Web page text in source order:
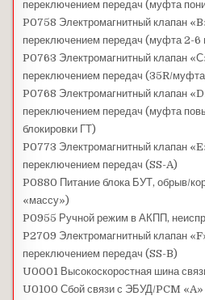
переключением передач (муфта
P0758 Электромагнитный клапан
переключением передач (муфта 2-6
P0763 Электромагнитный клапан
переключением передач (35R/муфта
P0768 Электромагнитный клапан
переключением передач (муфта
блокировки ГТ)
P0773 Электромагнитный клапан
переключением передач (SS-A)
P0880 Питание блока БУТ, обрыв/
«массу»)
P0955 Ручной режим в АКПП,
P2709 Электромагнитный клапан
переключением передач (SS-B)
U0001 Высокоскоростная шина
U0100 Сбой связи с ЭБУД/PCM «A»